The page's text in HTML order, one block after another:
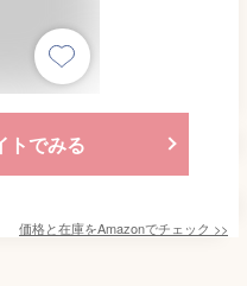
トでみる
価格と在庫をAmazonでチェック >>